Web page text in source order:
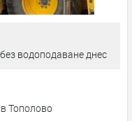
водоподаване днес
Тополово